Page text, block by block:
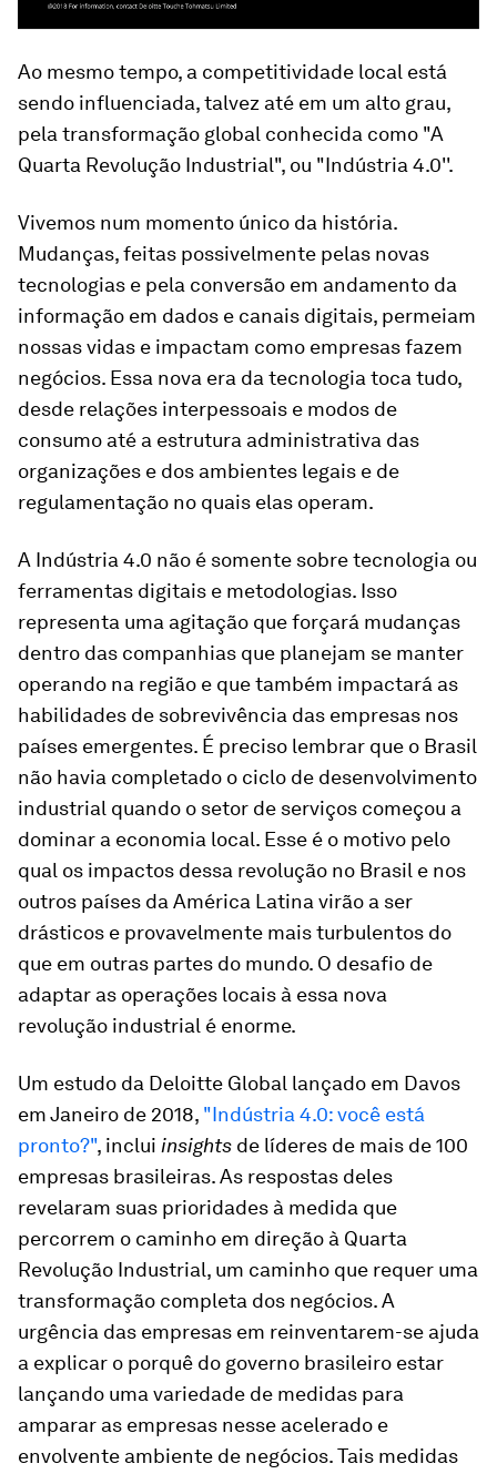
Ao mesmo tempo, a competitividade local está
sendo influenciada, talvez até em um alto grau,
pela transformação global conhecida como "A
Quarta Revolução Industrial", ou "Indústria 4.0''.
Vivemos num momento único da história.
Mudanças, feitas possivelmente pelas novas
tecnologias e pela conversão em andamento da
informação em dados e canais digitais, permeiam
nossas vidas e impactam como empresas fazem
negócios. Essa nova era da tecnologia toca tudo,
desde relações interpessoais e modos de
consumo até a estrutura administrativa das
organizações e dos ambientes legais e de
regulamentação no quais elas operam.
A Indústria 4.0 não é somente sobre tecnologia ou
ferramentas digitais e metodologias. Isso
representa uma agitação que forçará mudanças
dentro das companhias que planejam se manter
operando na região e que também impactará as
habilidades de sobrevivência das empresas nos
países emergentes. É preciso lembrar que o Brasil
não havia completado o ciclo de desenvolvimento
industrial quando o setor de serviços começou a
dominar a economia local. Esse é o motivo pelo
qual os impactos dessa revolução no Brasil e nos
outros países da América Latina virão a ser
drásticos e provavelmente mais turbulentos do
que em outras partes do mundo. O desafio de
adaptar as operações locais à essa nova
revolução industrial é enorme.
Um estudo da Deloitte Global lançado em Davos
em Janeiro de 2018, "Indústria 4.0: você está
pronto?", inclui insights de líderes de mais de 100
empresas brasileiras. As respostas deles
revelaram suas prioridades à medida que
percorrem o caminho em direção à Quarta
Revolução Industrial, um caminho que requer uma
transformação completa dos negócios. A
urgência das empresas em reinventarem-se ajuda
a explicar o porquê do governo brasileiro estar
lançando uma variedade de medidas para
amparar as empresas nesse acelerado e
envolvente ambiente de negócios. Tais medidas